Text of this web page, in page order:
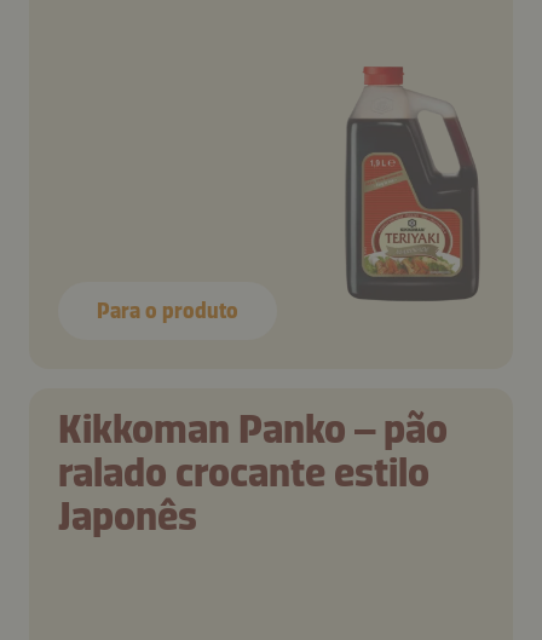
Para o produto
Kikkoman Panko – pão
ralado crocante estilo
Japonês